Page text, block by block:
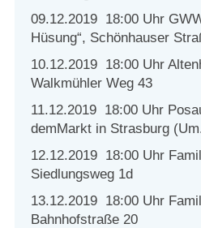
Welcome to Strasburg
Ласкаво просимо до
في شتراسبورغ (أوكرمارك)
Bine ați venit în Strasburg
Online-Bewerbungen
09.12.2019 18:00 Uhr
Hüsung“, Schönhauser
10.12.2019 18:00 Uhr
Walkmühler Weg 43
11.12.2019 18:00 Uhr
demMarkt in Strasburg
12.12.2019 18:00 Uhr
Siedlungsweg 1d
13.12.2019 18:00 Uhr
Bahnhofstraße 20